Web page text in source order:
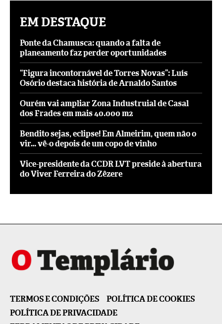
EM DESTAQUE
Ponte da Chamusca: quando a falta de
planeamento faz perder oportunidades
“Figura incontornável de Torres Novas”: Luís
Osório destaca história de Arnaldo Santos
Ourém vai ampliar Zona Industruial de Casal
dos Frades em mais 40.000 m2
Bendito sejas, eclipse! Em Almeirim, quem não o
vir… vê-o depois de um copo de vinho
Vice-presidente da CCDR LVT preside à abertura
do Viver Ferreira do Zêzere
TERMOS E CONDIÇÕES
POLÍTICA DE COOKIES
POLÍTICA DE PRIVACIDADE